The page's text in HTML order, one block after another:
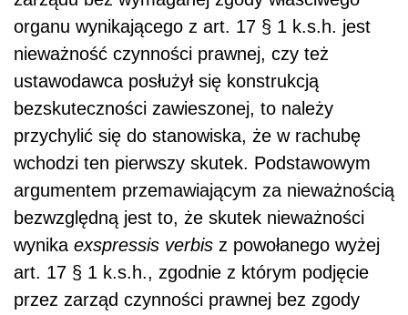
organu wynikającego z art. 17 § 1 k.s.h. jest
nieważność czynności prawnej, czy też
ustawodawca posłużył się konstrukcją
bezskuteczności zawieszonej, to należy
przychylić się do stanowiska, że w rachubę
wchodzi ten pierwszy skutek. Podstawowym
argumentem przemawiającym za nieważnością
bezwzględną jest to, że skutek nieważności
wynika exspressis verbis z powołanego wyżej
art. 17 § 1 k.s.h., zgodnie z którym podjęcie
przez zarząd czynności prawnej bez zgody